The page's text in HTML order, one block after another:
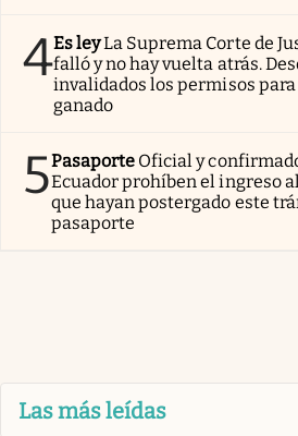
4Es leyLa Suprema Corte de
falló y no hay vuelta atrás.
invalidados los permisos
ganado
5Pasaporte Oficial y
Ecuador prohíben el ingreso
que hayan postergado este
pasaporte
Las más leídas